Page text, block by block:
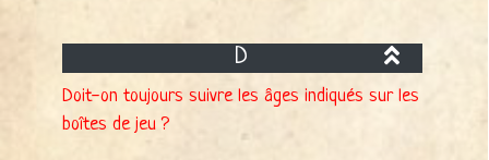
D
Doit-on toujours suivre les âges indiqués sur les
boîtes de jeu ?